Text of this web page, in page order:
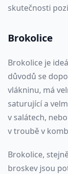
skutečnosti
Brokolice
Brokolice je
důvodů se
vlákninu, má
saturující a
v salátech,
v troubě v
Brokolice,
broskev jsou